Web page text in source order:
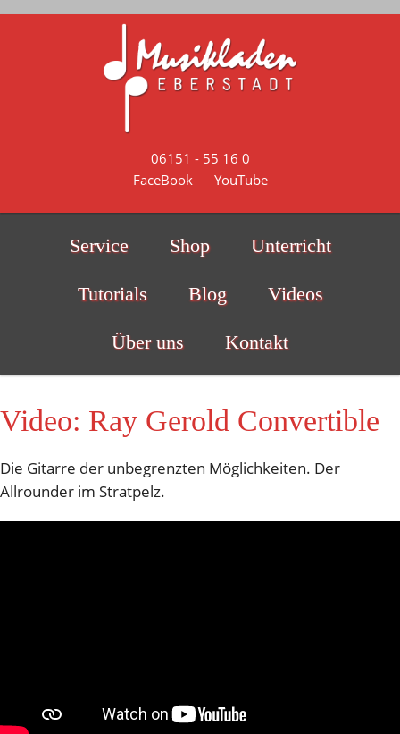
Skip to main content
06151 - 55 16 0
FaceBook
YouTube
Service Shop Unterricht
Tutorials Blog Videos
Über uns Kontakt
Video: Ray Gerold Convertible
Die Gitarre der unbegrenzten Möglichkeiten. Der
Allrounder im Stratpelz.